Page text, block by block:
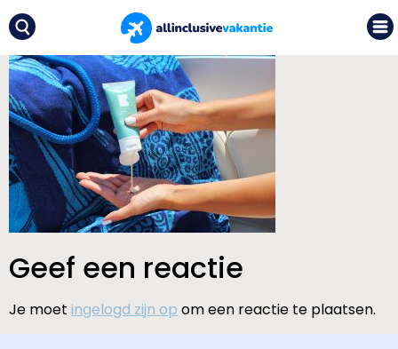
Geef een reactie
Je moet ingelogd zijn op om een reactie te plaatsen.